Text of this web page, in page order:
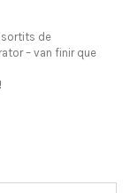
sortits de
– van finir que